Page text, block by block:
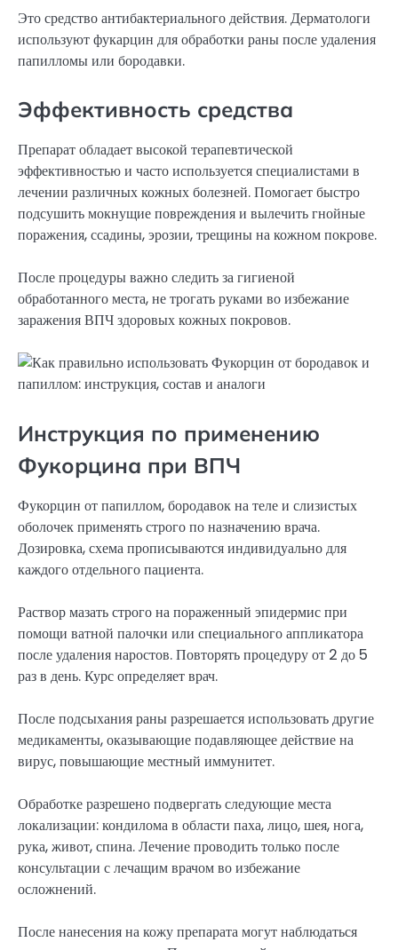
Это средство антибактериального действия. Дерматологи
используют фукарцин для обработки раны после удаления
папилломы или бородавки.
Эффективность средства
Препарат обладает высокой терапевтической
эффективностью и часто используется специалистами в
лечении различных кожных болезней. Помогает быстро
подсушить мокнущие повреждения и вылечить гнойные
поражения, ссадины, эрозии, трещины на кожном покрове.
После процедуры важно следить за гигиеной
обработанного места, не трогать руками во избежание
заражения ВПЧ здоровых кожных покровов.
Инструкция по применению
Фукорцина при ВПЧ
Фукорцин от папиллом, бородавок на теле и слизистых
оболочек применять строго по назначению врача.
Дозировка, схема прописываются индивидуально для
каждого отдельного пациента.
Раствор мазать строго на пораженный эпидермис при
помощи ватной палочки или специального аппликатора
после удаления наростов. Повторять процедуру от 2 до 5
раз в день. Курс определяет врач.
После подсыхания раны разрешается использовать другие
медикаменты, оказывающие подавляющее действие на
вирус, повышающие местный иммунитет.
Обработке разрешено подвергать следующие места
локализации: кондилома в области паха, лицо, шея, нога,
рука, живот, спина. Лечение проводить только после
консультации с лечащим врачом во избежание
осложнений.
После нанесения на кожу препарата могут наблюдаться